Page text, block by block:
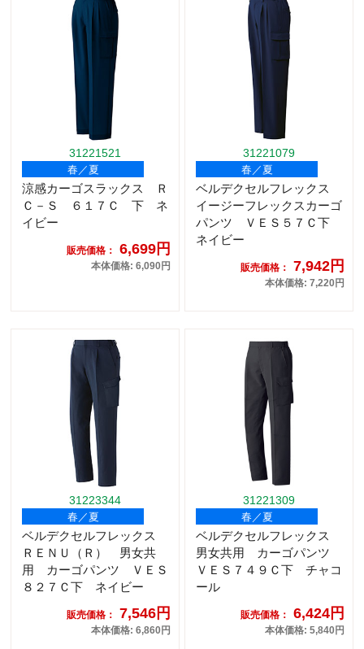
31221521
春／夏
涼感カーゴスラックス Ｒ
Ｃ－Ｓ ６１７Ｃ 下 ネ
イビー
販売価格： 6,699円
本体価格: 6,090円
31221079
春／夏
ベルデクセルフレックス
イージーフレックスカーゴ
パンツ ＶＥＳ５７Ｃ下
ネイビー
販売価格： 7,942円
本体価格: 7,220円
31223344
春／夏
ベルデクセルフレックス
ＲＥＮＵ（Ｒ） 男女共
用 カーゴパンツ ＶＥＳ
８２７Ｃ下 ネイビー
販売価格： 7,546円
本体価格: 6,860円
31221309
春／夏
ベルデクセルフレックス
男女共用 カーゴパンツ
ＶＥＳ７４９Ｃ下 チャコ
ール
販売価格： 6,424円
本体価格: 5,840円